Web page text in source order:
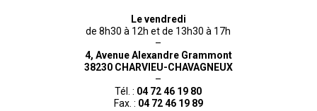
Le vendredi
de 8h30 à 12h et de 13h30 à 17h
–
4, Avenue Alexandre Grammont
38230 CHARVIEU-CHAVAGNEUX
–
Tél. : 04 72 46 19 80
Fax. : 04 72 46 19 89